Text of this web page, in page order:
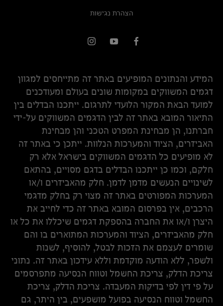
הצהרת נגישות
המידע והנתונים המופיעים באתר זה מתייחסים למגוון
דגמים המשווקים במקומות שונים בעולם ומעודכנים
למועד הבאת המקור הלועדי לתרגום. ייתכנו הבדלים בין
התיאור המובא באתר זה לבין הדגמים המשווקים על-ידי
חברתנו, הן מבחינת המפרט הטכני והן מבחינת
האביזרים, הציוד והמערכות הנלוות. ייתכן כי באתר זה
לא מופיעים כל הדגמים המשווקים בישראל אלא רק
חלקם, וכמו כן ייתכנו הבדלים בדגם מסויים, בהתאם
לשינויים הנעשים מדמן לדמן. חלק מהאביזרים ו/או
המערכות המפורטים באתר זה מצוי רק בחלק מדגמי
הרכבים, אין בפרסום המובא באתר זה כדי לחייב את
היצרן ו/או את החברה בהספקת דגמים שיכללו את כל או
חלק מהאביזרים, הציוד והמערכות המתוארים בו והם
שומרים לעצמם את הזכות לבטל, להוסיף, לשנות
ולשפר, ללא הודעה מוקדמת וללא עידכון באתר זה. נתוני
צריכת הדלק, צריכת החשמל וטווח הנסיעה מתפרסמים
על פי דין לפי בדיקות המעבדה. צריכת הדלק, צריכת
החשמל וטווח הנסיעה בפועל מושפעים, בין היתר, גם